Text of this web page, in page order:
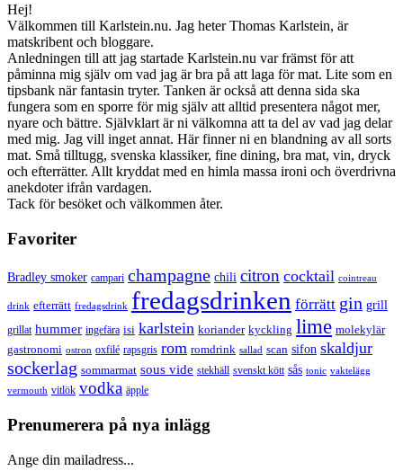
Hej!
Välkommen till Karlstein.nu. Jag heter Thomas Karlstein, är
matskribent och bloggare.
Anledningen till att jag startade Karlstein.nu var främst för att
påminna mig själv om vad jag är bra på att laga för mat. Lite som en
tipsbank när fantasin tryter. Tanken är också att denna sida ska
fungera som en sporre för mig själv att alltid presentera något mer,
nyare och bättre. Självklart är ni välkomna att ta del av vad jag delar
med mig. Jag vill inget annat. Här finner ni en blandning av all sorts
mat. Små tilltugg, svenska klassiker, fine dining, bra mat, vin, dryck
och efterrätter. Allt kryddat med en himla massa ironi och överdrivna
anekdoter ifrån vardagen.
Tack för besöket och välkommen åter.
Favoriter
Bradley smoker campari champagne chili citron cocktail cointreau
drink efterrätt fredagsdrink fredagsdrinken förrätt gin grill
grillat hummer ingefära isi karlstein koriander kyckling lime molekylär
gastronomi ostron oxfilé rapsgris rom romdrink sallad scan sifon skaldjur
sockerlag sommarmat sous vide stekhäll svenskt kött sås tonic vaktelägg
vermouth vitlök vodka äpple
Prenumerera på nya inlägg
Ange din mailadress...